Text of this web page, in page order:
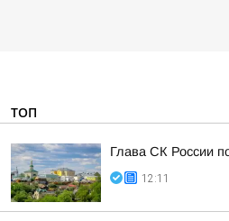
ТОП
Глава СК России
12:11